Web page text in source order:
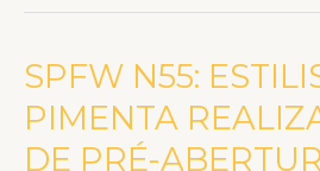
SPFW N55:
PIMENTA
DE PRÉ-
SPFW
N55:
ESTILISTA
JOÃO